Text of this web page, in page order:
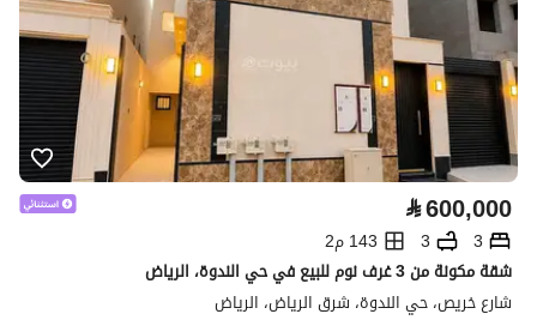
⃁600,000
3
3
143 م2
شقة مكونة من 3 غرف نوم للبيع في حي الندوة، الرياض
شارع خريص، حي الندوة، شرق الرياض، الرياض